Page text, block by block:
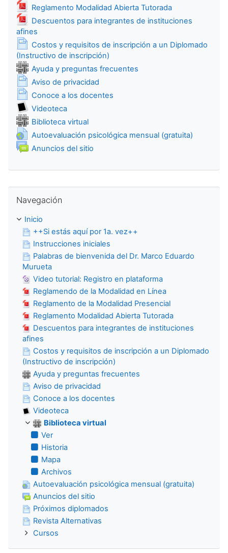
Reglamento Modalidad Abierta Tutorada
Descuentos para integrantes de instituciones
afines
Costos y requisitos de inscripción a un Diplomado
(Instructivo de inscripción)
Ayuda y preguntas frecuentes
Aviso de privacidad
Conoce a los docentes
Videoteca
Biblioteca virtualWiki
Autoevaluación psicológica mensual (gratuita)
Anuncios del sitio
Navegación
Inicio
++Si estás aquí por 1a. vez++
Instrucciones iniciales
Palabras de bienvenida del Dr. Marco Eduardo
Murueta
Video tutorial: Registro en plataforma
Reglamendo de la Modalidad en Línea
Reglamento de la Modalidad Presencial
Reglamento Modalidad Abierta Tutorada
Descuentos para integrantes de instituciones
afines
Costos y requisitos de inscripción a un Diplomado
(Instructivo de inscripción)
Ayuda y preguntas frecuentes
Aviso de privacidad
Conoce a los docentes
Videoteca
Biblioteca virtual
Ver
Historia
Mapa
Archivos
Autoevaluación psicológica mensual (gratuita)
Anuncios del sitio
Próximos diplomados
Revista Alternativas
Cursos